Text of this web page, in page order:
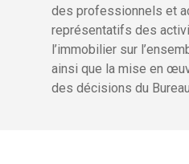
des professionnels et
représentatifs des
l’immobilier sur
ainsi que la mise en
des décisions du